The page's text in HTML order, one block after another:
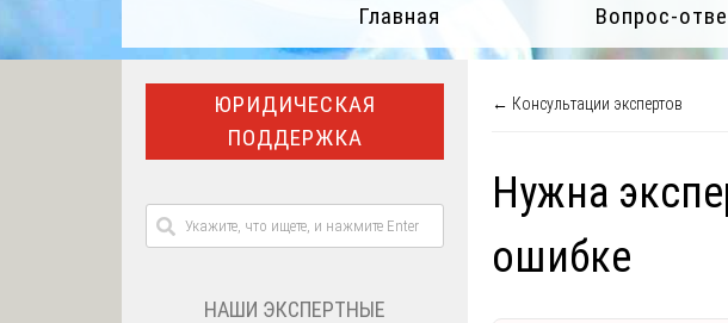
Главная Вопрос-
← Консультации экспертов
Нужна
ошибке
ЮРИДИЧЕСКАЯ
ПОДДЕРЖКА
НАШИ ЭКСПЕРТНЫЕ